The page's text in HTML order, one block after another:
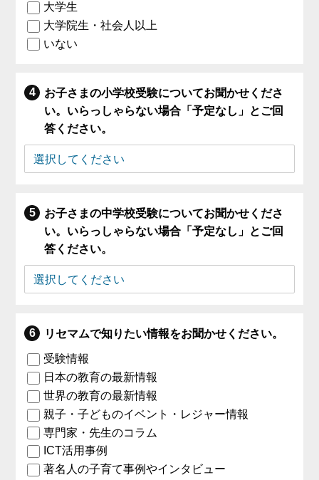
大学生
大学院生・社会人以上
いない
お子さまの小学校受験についてお聞かせくださ
い。いらっしゃらない場合「予定なし」とご回
答ください。
お子さまの中学校受験についてお聞かせくださ
い。いらっしゃらない場合「予定なし」とご回
答ください。
リセマムで知りたい情報をお聞かせください。
受験情報
日本の教育の最新情報
世界の教育の最新情報
親子・子どものイベント・レジャー情報
専門家・先生のコラム
ICT活用事例
著名人の子育て事例やインタビュー